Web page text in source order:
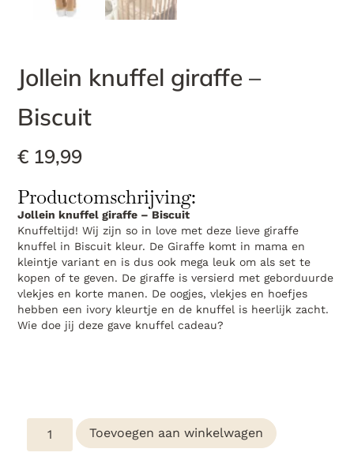
Jollein knuffel giraffe –
Biscuit
€ 19,99
Productomschrijving:
Jollein knuffel giraffe – Biscuit
Knuffeltijd! Wij zijn so in love met deze lieve giraffe
knuffel in Biscuit kleur. De Giraffe komt in mama en
kleintje variant en is dus ook mega leuk om als set te
kopen of te geven. De giraffe is versierd met geborduurde
vlekjes en korte manen. De oogjes, vlekjes en hoefjes
hebben een ivory kleurtje en de knuffel is heerlijk zacht.
Wie doe jij deze gave knuffel cadeau?
Toevoegen aan winkelwagen